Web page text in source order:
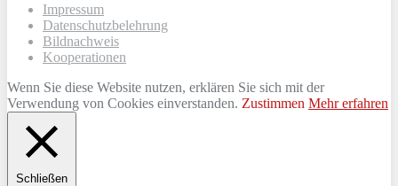
Impressum
Datenschutzbelehrung
Bildnachweis
Kooperationen
Wenn Sie diese Website nutzen, erklären Sie sich mit der
Verwendung von Cookies einverstanden. Zustimmen Mehr erfahren
Schließen